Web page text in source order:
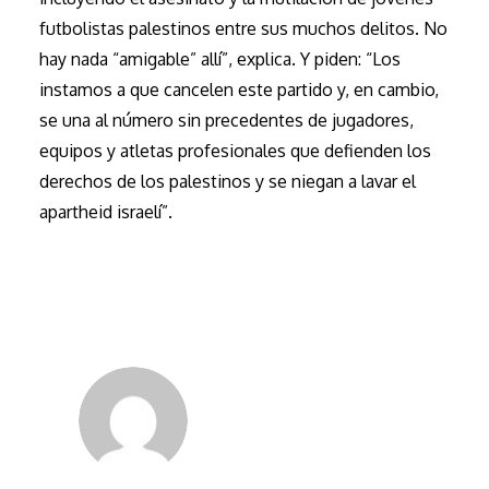
futbolistas palestinos entre sus muchos delitos. No
hay nada “amigable” allí”, explica. Y piden: “Los
instamos a que cancelen este partido y, en cambio,
se una al número sin precedentes de jugadores,
equipos y atletas profesionales que defienden los
derechos de los palestinos y se niegan a lavar el
apartheid israelí”.